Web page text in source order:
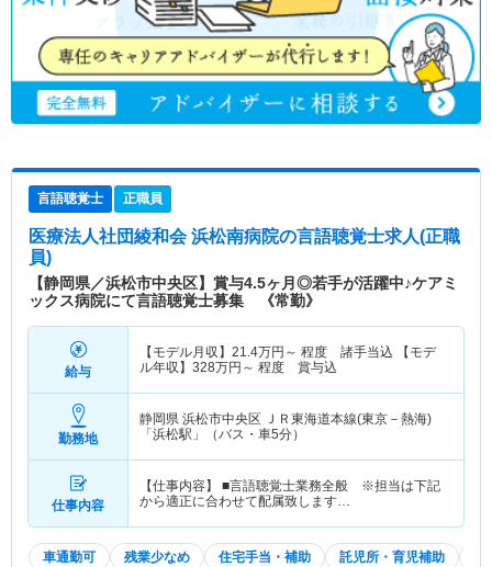
言語聴覚士 正職員
医療法人社団綾和会 浜松南病院の言語聴覚士求人(正職
員)
【静岡県／浜松市中央区】賞与4.5ヶ月◎若手が活躍中♪ケアミ
ックス病院にて言語聴覚士募集 《常勤》
給与
【モデル月収】 21.4万円～ 程度 諸手当込 【モデ
ル年収】 328万円～ 程度 賞与込
勤務地
静岡県 浜松市中央区 ＪＲ東海道本線(東京－熱海)
「浜松駅」（バス・車5分）
仕事内容
【仕事内容】 ■言語聴覚士業務全般 ※担当は下記
から適正に合わせて配属致します…
車通勤可 残業少なめ 住宅手当・補助 託児所・育児補助